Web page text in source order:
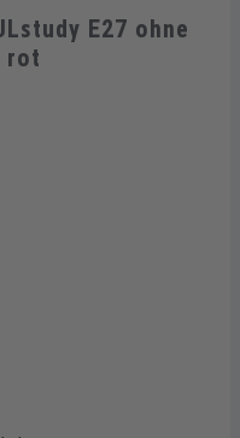
Durchschnittliche
E27 ohne
rot